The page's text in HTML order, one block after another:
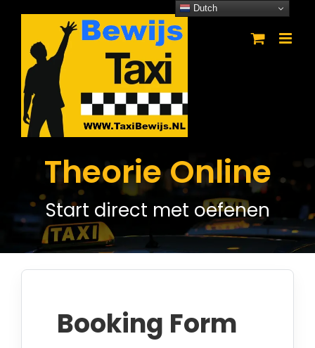
Theorie Online
Start direct met oefenen
Booking Form
Dutch